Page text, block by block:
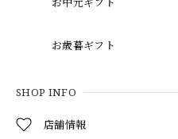
お歳暮ギフト
SHOP INFO
店舗情報